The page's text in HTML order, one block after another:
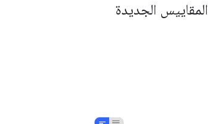
المقاييس الجديدة